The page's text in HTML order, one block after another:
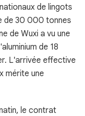
de lingots
de 30 000 tonnes
de Wuxi a vu une
de 18
L'arrivée effective
mérite une
le contrat